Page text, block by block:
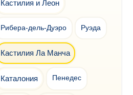
Кастилия и Леон
Рибера-дель-Дуэро Руэда
Кастилия Ла Манча
Каталония Пенедес